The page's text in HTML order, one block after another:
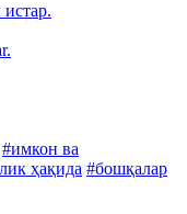
#имкон ва
ҳақида #бошқалар